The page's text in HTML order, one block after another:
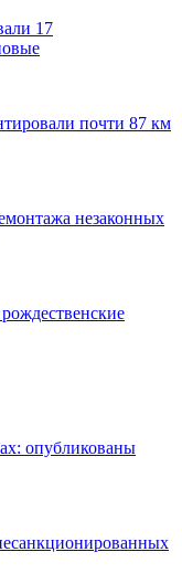
17
почти 87 км
незаконных
опубликованы